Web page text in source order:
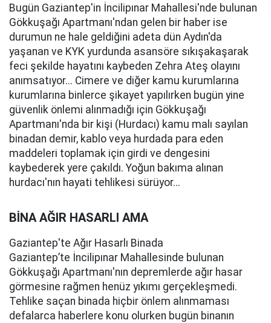
Bugün Gaziantep'in İncilipınar Mahallesi'nde bulunan
Gökkuşağı Apartmanı'ndan gelen bir haber ise
durumun ne hale geldiğini adeta dün Aydın'da
yaşanan ve KYK yurdunda asansöre sıkışakaşarak
feci şekilde hayatını kaybeden Zehra Ateş olayını
anımsatıyor... Cimere ve diğer kamu kurumlarına
kurumlarına binlerce şikayet yapılırken bugün yine
güvenlik önlemi alınmadığı için Gökkuşağı
Apartmanı'nda bir kişi (Hurdacı) kamu malı sayılan
binadan demir, kablo veya hurdada para eden
maddeleri toplamak için girdi ve dengesini
kaybederek yere çakıldı. Yoğun bakıma alınan
hurdacı'nın hayati tehlikesi sürüyor...
BİNA AĞIR HASARLI AMA
Gaziantep'te Ağır Hasarlı Binada
Gaziantep’te İncilipınar Mahallesinde bulunan
Gökkuşağı Apartmanı'nın depremlerde ağır hasar
görmesine rağmen henüz yıkımı gerçekleşmedi.
Tehlike saçan binada hiçbir önlem alınmaması
defalarca haberlere konu olurken bugün binanın